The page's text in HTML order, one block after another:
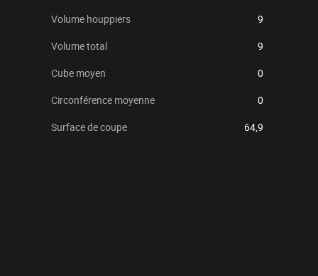
Volume houppiers
9
Volume total
9
Cube moyen
0
Circonférence moyenne
0
Surface de coupe
64,9